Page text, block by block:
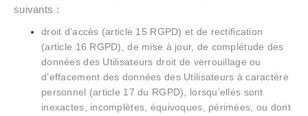
suivants :
droit d’accès (article 15 RGPD) et de rectification
(article 16 RGPD), de mise à jour, de complétude des
données des Utilisateurs droit de verrouillage ou
d’effacement des données des Utilisateurs à caractère
personnel (article 17 du RGPD), lorsqu’elles sont
inexactes, incomplètes, équivoques, périmées, ou dont